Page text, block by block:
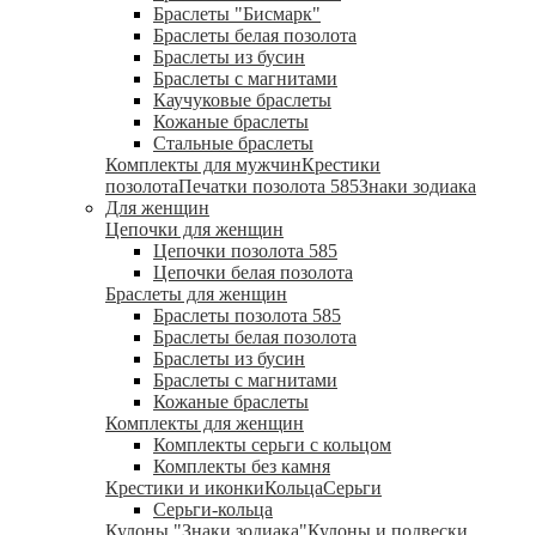
Браслеты "Бисмарк"
Браслеты белая позолота
Браслеты из бусин
Браслеты с магнитами
Каучуковые браслеты
Кожаные браслеты
Стальные браслеты
Комплекты для мужчинКрестики
позолотаПечатки позолота 585Знаки зодиака
Для женщин
Цепочки для женщин
Цепочки позолота 585
Цепочки белая позолота
Браслеты для женщин
Браслеты позолота 585
Браслеты белая позолота
Браслеты из бусин
Браслеты с магнитами
Кожаные браслеты
Комплекты для женщин
Комплекты серьги с кольцом
Комплекты без камня
Крестики и иконкиКольцаСерьги
Серьги-кольца
Кулоны "Знаки зодиака"Кулоны и подвески